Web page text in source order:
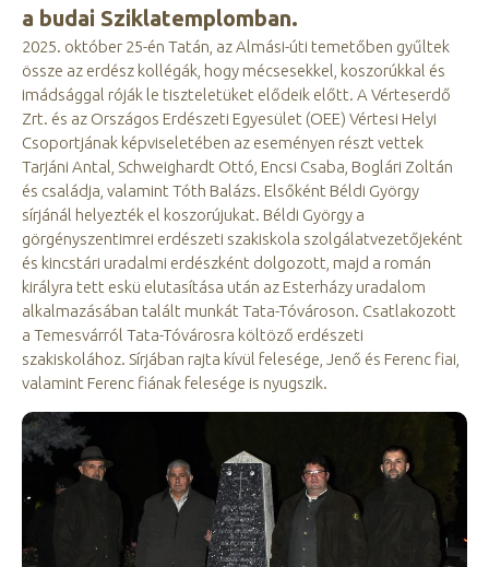
a budai Sziklatemplomban.
2025. október 25-én Tatán, az Almási-úti temetőben gyűltek
össze az erdész kollégák, hogy mécsesekkel, koszorúkkal és
imádsággal róják le tiszteletüket elődeik előtt. A Vérteserdő
Zrt. és az Országos Erdészeti Egyesület (OEE) Vértesi Helyi
Csoportjának képviseletében az eseményen részt vettek
Tarjáni Antal, Schweighardt Ottó, Encsi Csaba, Boglári Zoltán
és családja, valamint Tóth Balázs. Elsőként Béldi György
sírjánál helyezték el koszorújukat. Béldi György a
görgényszentimrei erdészeti szakiskola szolgálatvezetőjeként
és kincstári uradalmi erdészként dolgozott, majd a román
királyra tett eskü elutasítása után az Esterházy uradalom
alkalmazásában talált munkát Tata-Tóvároson. Csatlakozott
a Temesvárról Tata-Tóvárosra költöző erdészeti
szakiskolához. Sírjában rajta kívül felesége, Jenő és Ferenc fiai,
valamint Ferenc fiának felesége is nyugszik.